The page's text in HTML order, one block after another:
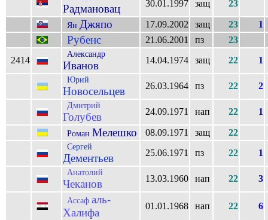
Радмановац 30.01.1997 защ 23
Ян Джяпо 17.09.2002 защ 23 1
Рубенс 21.06.2001 пз
23
2414
Александр
Иванов 14.04.1974 защ 22 1
Юрий
Новосельцев 26.03.1964 пз 22 2
Дмитрий
Голубев 24.09.1971 нап 22 1
Роман Мелешко 08.09.1971 защ 22
Сергей
Дементьев 25.06.1971 пз 22 1
Анатолий
Чеканов 13.03.1960 нап 22 3
Ассаф аль-
Халифа
01.01.1968 нап 22 6